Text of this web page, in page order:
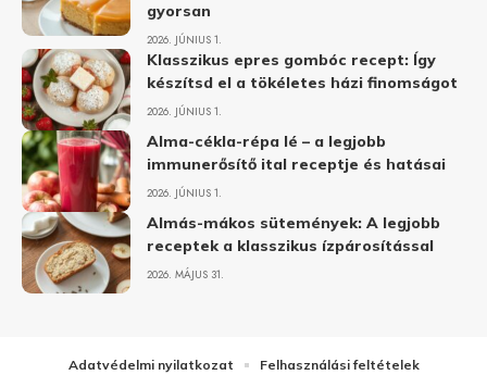
gyorsan
2026. JÚNIUS 1.
Klasszikus epres gombóc recept: Így
készítsd el a tökéletes házi finomságot
2026. JÚNIUS 1.
Alma-cékla-répa lé – a legjobb
immunerősítő ital receptje és hatásai
2026. JÚNIUS 1.
Almás-mákos sütemények: A legjobb
receptek a klasszikus ízpárosítással
2026. MÁJUS 31.
Adatvédelmi nyilatkozat
Felhasználási feltételek